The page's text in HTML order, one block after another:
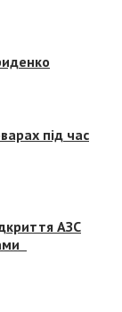
під час
АЗС